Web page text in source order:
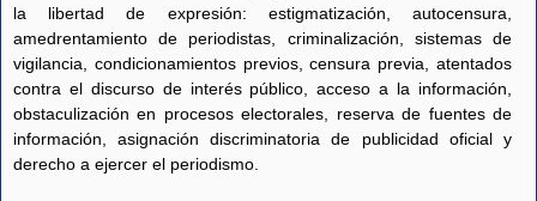
la libertad de expresión: estigmatización, autocensura,
amedrentamiento de periodistas, criminalización, sistemas de
vigilancia, condicionamientos previos, censura previa, atentados
contra el discurso de interés público, acceso a la información,
obstaculización en procesos electorales, reserva de fuentes de
información, asignación discriminatoria de publicidad oficial y
derecho a ejercer el periodismo.